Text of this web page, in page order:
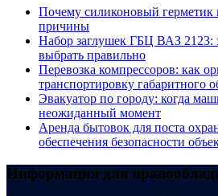
Почему силиконовый герметик
причины
Набор заглушек ГБЦ ВАЗ 2123:
выбрать правильно
Перевозка компрессоров: как
транспортировку габаритного
Эвакуатор по городу: когда
неожиданный момент
Аренда бытовок для поста
обеспечения безопасности
Информация для